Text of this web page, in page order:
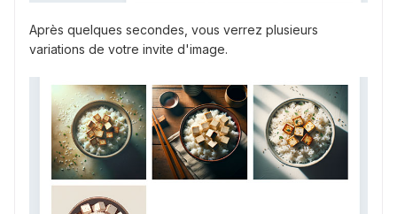
Après quelques secondes, vous verrez plusieurs
variations de votre invite d'image.